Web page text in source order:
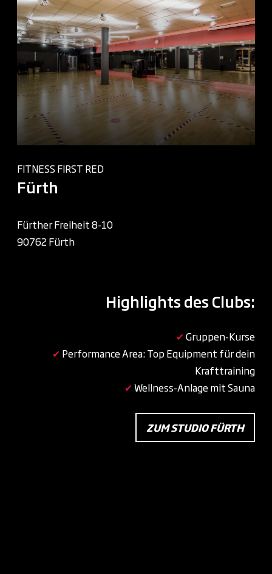
FITNESS FIRST RED
Fürth
Fürther Freiheit 8-10
90762 Fürth
Highlights des Clubs:
✔Gruppen-Kurse
✔ Performance Area: Top Equipment für dein
Krafttraining
✔Wellness-Anlage mit Sauna
ZUM STUDIO FÜRTH